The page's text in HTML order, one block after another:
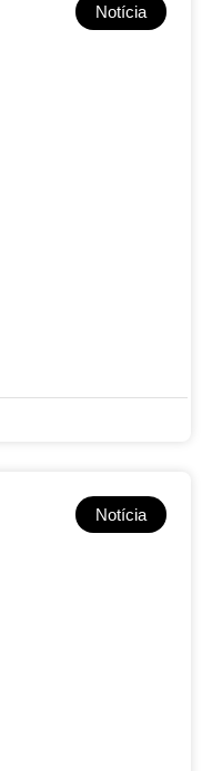
Notícia
Notícia